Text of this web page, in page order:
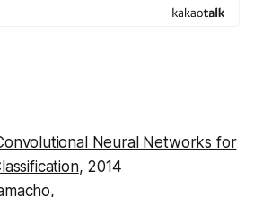
Neural Networks for
, 2014
,